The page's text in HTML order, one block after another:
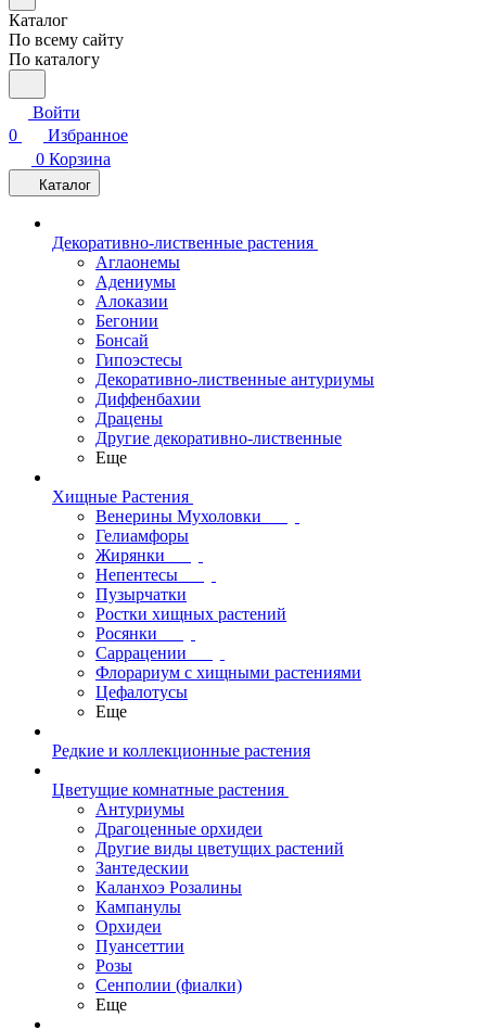
Каталог
По всему сайту
По каталогу
Войти
0
Избранное
0 Корзина
Каталог
Декоративно-лиственные растения
Аглаонемы
Адениумы
Алоказии
Бегонии
Бонсай
Гипоэстесы
Декоративно-лиственные антуриумы
Диффенбахии
Драцены
Другие декоративно-лиственные
Еще
Хищные Растения
Венерины Мухоловки
Гелиамфоры
Жирянки
Непентесы
Пузырчатки
Ростки хищных растений
Росянки
Саррацении
Флорариум с хищными растениями
Цефалотусы
Еще
Редкие и коллекционные растения
Цветущие комнатные растения
Антуриумы
Драгоценные орхидеи
Другие виды цветущих растений
Зантедескии
Каланхоэ Розалины
Кампанулы
Орхидеи
Пуансеттии
Розы
Сенполии (фиалки)
Еще